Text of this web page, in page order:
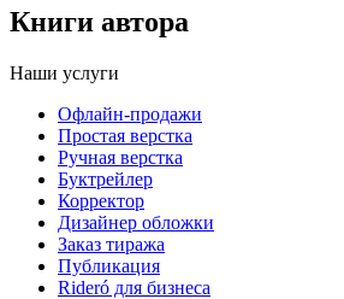
Книги автора
Наши услуги
Офлайн-продажи
Простая верстка
Ручная верстка
Буктрейлер
Корректор
Дизайнер обложки
Заказ тиража
Публикация
Rideró для бизнеса